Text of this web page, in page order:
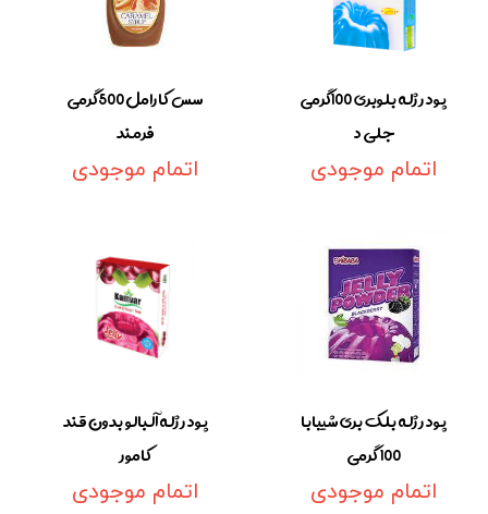
پودر ژله بلوبری 100گرمی
جلی د
اتمام موجودی
سس کارامل 500گرمی
فرمند
اتمام موجودی
پودر ژله بلک بری شیبابا
100 گرمی
اتمام موجودی
پودر ژله آلبالو بدون قند
کامور
اتمام موجودی